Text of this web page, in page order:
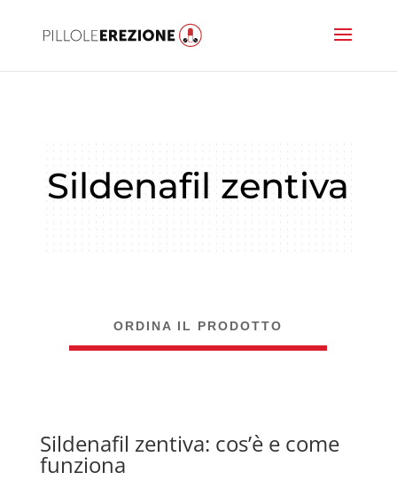
Sildenafil zentiva
ORDINA IL PRODOTTO
Sildenafil zentiva: cos’è e come
funziona